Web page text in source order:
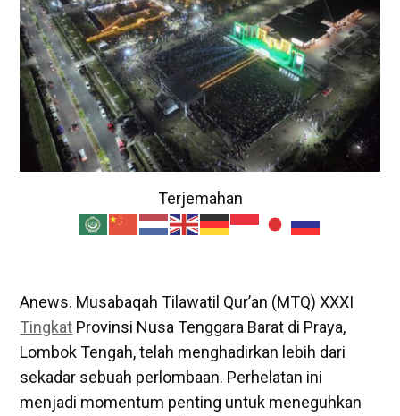
Terjemahan
Anews. Musabaqah Tilawatil Qur’an (MTQ) XXXI
Tingkat Provinsi Nusa Tenggara Barat di Praya,
Lombok Tengah, telah menghadirkan lebih dari
sekadar sebuah perlombaan. Perhelatan ini
menjadi momentum penting untuk meneguhkan